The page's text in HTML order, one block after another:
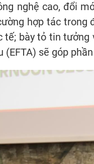
nghệ cao, đổi
hợp tác trong
tế; bày tỏ tin
(EFTA) sẽ góp